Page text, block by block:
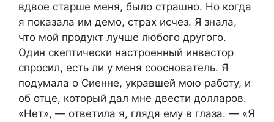
вдвое старше меня, было страшно. Но когда
я показала им демо, страх исчез. Я знала,
что мой продукт лучше любого другого.
Один скептически настроенный инвестор
спросил, есть ли у меня сооснователь. Я
подумала о Сиенне, укравшей мою работу, и
об отце, который дал мне двести долларов.
«Нет», — ответила я, глядя ему в глаза. — «Я